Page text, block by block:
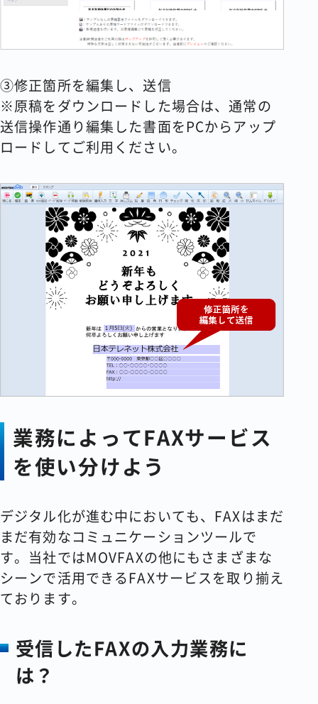
③修正箇所を編集し、送信
※原稿をダウンロードした場合は、通常の
送信操作通り編集した書面をPCからアップ
ロードしてご利用ください。
業務によってFAXサービス
を使い分けよう
デジタル化が進む中においても、FAXはまだ
まだ有効なコミュニケーションツールで
す。当社ではMOVFAXの他にもさまざまな
シーンで活用できるFAXサービスを取り揃え
ております。
受信したFAXの入力業務に
は？